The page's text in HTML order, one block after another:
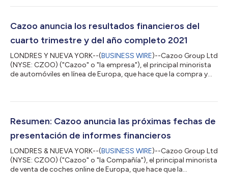
sus resultados financieros correspondientes a los tres meses
original es la versión oficial y autorizada del mismo. Esta
Cazoo anuncia los resultados financieros del
cuarto trimestre y del año completo 2021
LONDRES Y NUEVA YORK--(BUSINESS WIRE)--Cazoo Group Ltd
(NYSE: CZOO) ("Cazoo" o "la empresa"), el principal minorista
de automóviles en línea de Europa, que hace que la compra y
financieros para el año terminado el 31 de diciembre de 2021. El
autorizada del mismo. Esta traducción es solamente un medio
Resumen: Cazoo anuncia las próximas fechas de
presentación de informes financieros
LONDRES & NUEVA YORK--(BUSINESS WIRE)--Cazoo Group Ltd
(NYSE: CZOO) ("Cazoo" o "la Compañía"), el principal minorista
de venta de coches online de Europa, que hace que la